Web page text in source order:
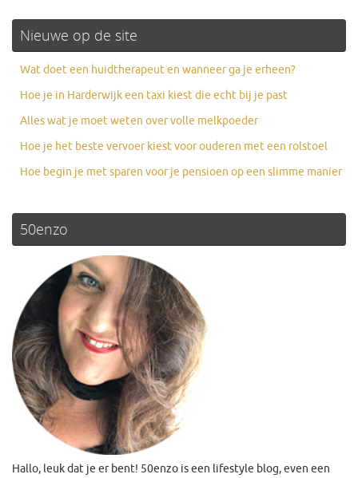
Nieuwe op de site
Wat doet een huidtherapeut en wanneer ga je erheen?
Hoe je in Harderwijk een taxi kiest die echt bij je past
Alles wat je moet weten over volle melkpoeder
Hoe je het beste vervoer kiest voor ouderen met een rolstoel
Hoe begin je met sparen voor je pensioen op een slimme manier
50enzo
Hallo, leuk dat je er bent! 50enzo is een lifestyle blog, even een